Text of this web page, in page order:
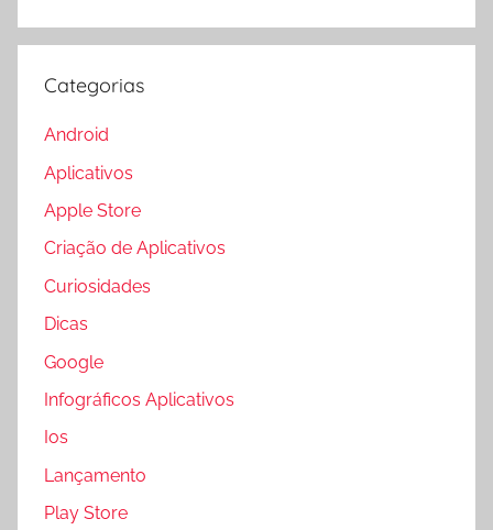
Categorias
Android
Aplicativos
Apple Store
Criação de Aplicativos
Curiosidades
Dicas
Google
Infográficos Aplicativos
Ios
Lançamento
Play Store